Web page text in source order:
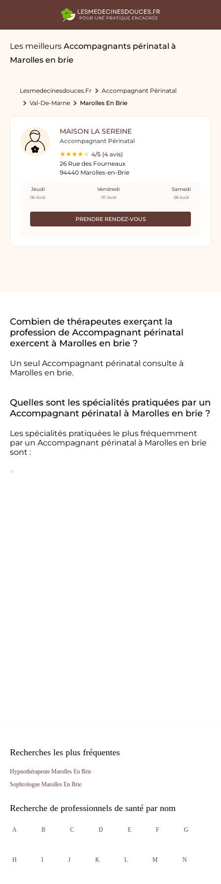
Les meilleurs Accompagnants périnatal à
Marolles en brie
Lesmedecinesdouces.fr
Accompagnant Périnatal
Val-De-Marne
Marolles En Brie
MAISON LA SEREINE
Accompagnant Périnatal
4/5 (4 avis)
26 Rue des Fourneaux
94440 Marolles-en-Brie
PRENDRE RENDEZ-VOUS
Jeudi
06 Août
Vendredi
07 Août
Samedi
08 Août
Combien de thérapeutes exerçant la
profession de Accompagnant périnatal
exercent à Marolles en brie ?
Un seul Accompagnant périnatal consulte à
Marolles en brie.
Quelles sont les spécialités pratiquées par un
Accompagnant périnatal à Marolles en brie ?
Les spécialités pratiquées le plus fréquemment
par un Accompagnant périnatal à Marolles en brie
sont :
Recherches les plus fréquentes
Hypnothérapeute Marolles En Brie
Sophrologue Marolles En Brie
Recherche de professionnels de santé par nom
A B C D E F G
H I J K L M N